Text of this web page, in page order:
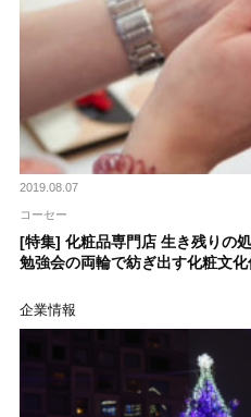
2019.08.07
コーセー
[特集] 化粧品専門店 生き残りの
勉強会の両輪で紡ぎ出す化粧文化
企業情報